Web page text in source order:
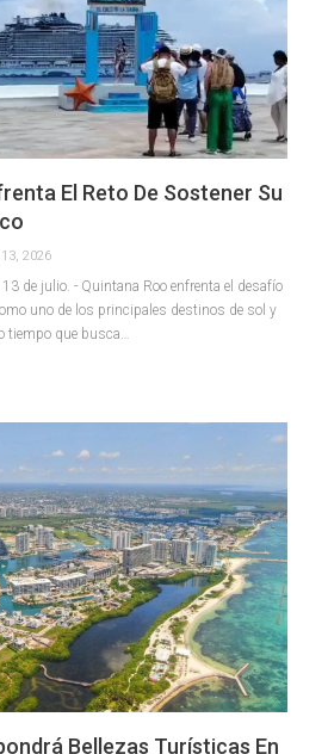
El Reto De Sostener Su
2026
de julio. - Quintana Roo enfrenta el desafío
uno de los principales destinos de sol y
tiempo que busca…
Bellezas Turísticas En